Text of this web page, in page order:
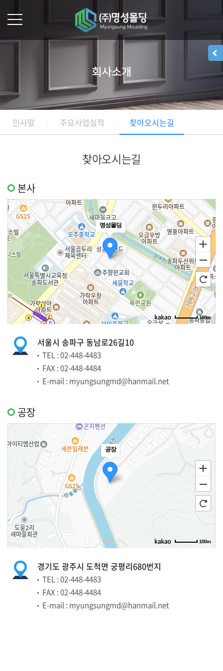
회사소개
인사말 주요사업실적 찾아오시는길
찾아오시는길
본사
100m
서울시 송파구 동남로26길10
TEL : 02-448-4483
FAX : 02-448-4484
E-mail : myungsungmd@hanmail.net
공장
100m
경기도 광주시 도척면 궁평리680번지
TEL : 02-448-4483
FAX : 02-448-4484
E-mail : myungsungmd@hanmail.net